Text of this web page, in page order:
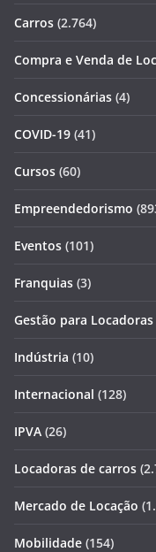
Carros (2.764)
Compra e Venda de
Concessionárias (4)
COVID-19 (41)
Cursos (60)
Empreendedorismo
Eventos (101)
Franquias (3)
Gestão para Locadoras
Indústria (10)
Internacional (128)
IPVA (26)
Locadoras de carros
Mercado de Locação
Mobilidade (154)